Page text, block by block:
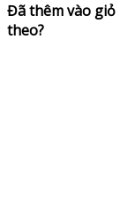
Đã thêm vào giỏ
theo?